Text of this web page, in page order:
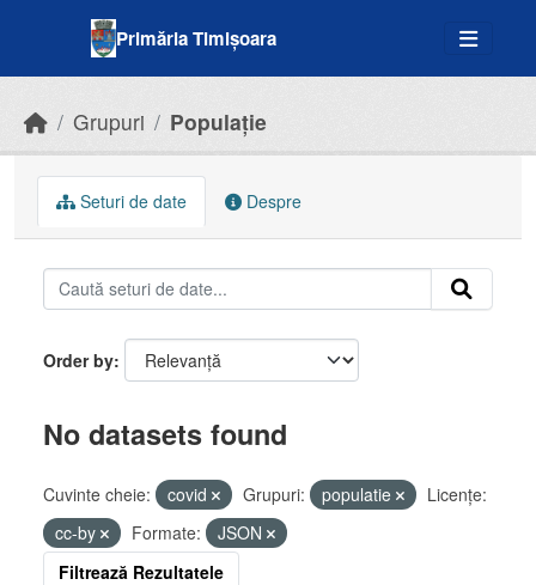
Primăria Timișoara
Grupuri Populație
Seturi de date Despre
Order by
No datasets found
Cuvinte cheie: covid Grupuri: populatie
Licenţe:
cc-by
Formate:
JSON
Filtrează Rezultatele